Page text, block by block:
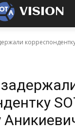
VISION